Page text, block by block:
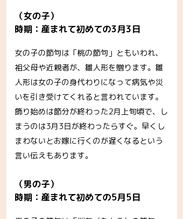
（女の子）
時期：産まれて初めての3月3日
女の子の節句は「桃の節句」ともいわれ、
祖父母や近親者が、雛人形を贈ります。雛
人形は女の子の身代わりになって病気や災
いを引き受けてくれると言われています。
飾り始めは節分が終わった2月上旬頃で、し
まうのは3月3日が終わったらすぐ。早くし
まわないとお嫁に行くのが遅くなるという
言い伝えもあります。
（男の子）
時期：産まれて初めての5月5日